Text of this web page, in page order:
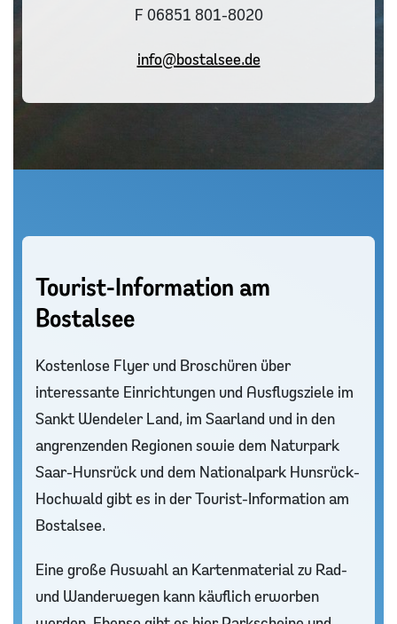
F 06851 801-8020
info@bostalsee.de
Tourist-Information am
Bostalsee
Kostenlose Flyer und Broschüren über
interessante Einrichtungen und Ausflugsziele im
Sankt Wendeler Land, im Saarland und in den
angrenzenden Regionen sowie dem Naturpark
Saar-Hunsrück und dem Nationalpark Hunsrück-
Hochwald gibt es in der Tourist-Information am
Bostalsee.
Eine große Auswahl an Kartenmaterial zu Rad-
und Wanderwegen kann käuflich erworben